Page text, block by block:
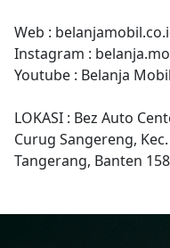
Web :
Instagram :
Youtube : Belanja Mobil
LOKASI : Bez Auto
Curug Sangereng,
Tangerang, Banten